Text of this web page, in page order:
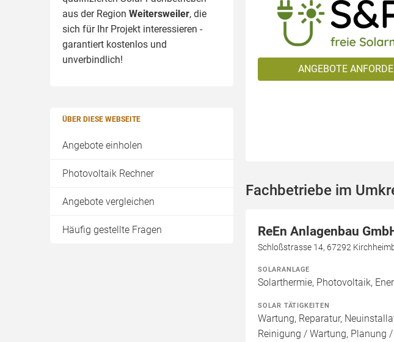
aus der Region Weitersweiler, die
sich für Ihr Projekt interessieren -
garantiert kostenlos und
unverbindlich!
ÜBER DIESE WEBSEITE
Angebote einholen
Photovoltaik Rechner
Angebote vergleichen
Häufig gestellte Fragen
ANGEBOTE
Fachbetriebe im
ReEn Anlagenbau
Schloßstrasse 14, 67292
SOLARANLAGE
Solarthermie, Photovoltaik,
SOLAR TÄTIGKEITEN
Wartung, Reparatur,
Reinigung / Wartung, Planung